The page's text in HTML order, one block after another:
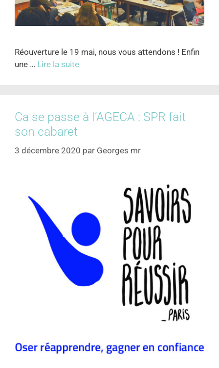
Réouverture le 19 mai, nous vous attendons ! Enfin
une … Lire la suite
Ca se passe à l’AGECA : SPR fait
son cabaret
3 décembre 2020 par Georges mr